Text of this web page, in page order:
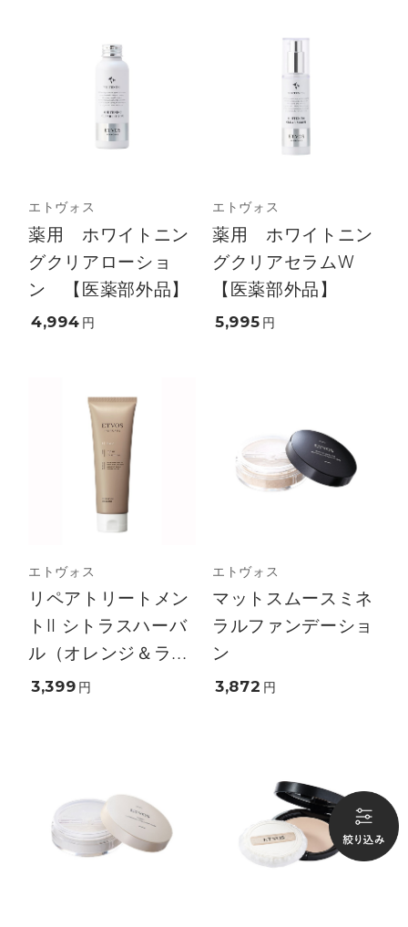
エトヴォス
薬用 ホワイトニン
グクリアローショ
ン 【医薬部外品】
4,994 円
エトヴォス
薬用 ホワイトニン
グクリアセラムW
【医薬部外品】
5,995 円
エトヴォス
リペアトリートメン
トII シトラスハーバ
ル（オレンジ＆ラ...
3,399 円
エトヴォス
マットスムースミネ
ラルファンデーショ
ン
3,872 円